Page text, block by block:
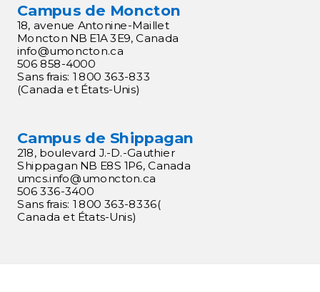
Campus de Moncton
18, avenue Antonine-Maillet
Moncton NB E1A 3E9, Canada
info@umoncton.ca
506 858-4000
Sans frais: 1 800 363-833
(Canada et États-Unis)
Campus de Shippagan
218, boulevard J.-D.-Gauthier
Shippagan NB E8S 1P6, Canada
umcs.info@umoncton.ca
506 336-3400
Sans frais: 1 800 363-8336(
Canada et États-Unis)